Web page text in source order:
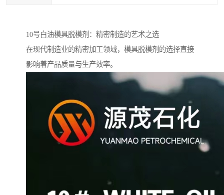
10号白油模具脱模剂：精密制造的艺术之选
在现代制造业的精密加工领域，模具脱模剂的选择直接
影响着产品质量与生产效率。